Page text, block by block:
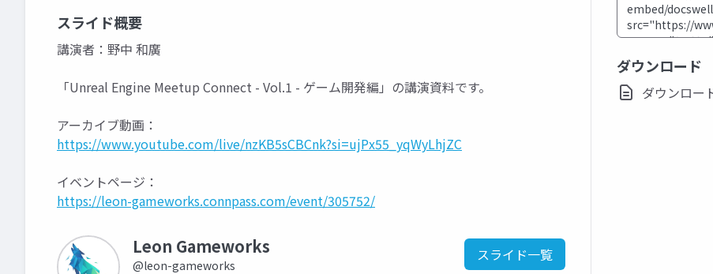
スライド概要
講演者：野中 和廣
「Unreal Engine Meetup Connect - Vol.1 - ゲーム開発編」の講演資料です。
アーカイブ動画：
https://www.youtube.com/live/nzKB5sCBCnk?si=ujPx55_yqWyLhjZC
イベントページ：
https://leon-gameworks.connpass.com/event/305752/
Leon Gameworks
@leon-gameworks
スライド一覧
ダウンロード
ダウンロー